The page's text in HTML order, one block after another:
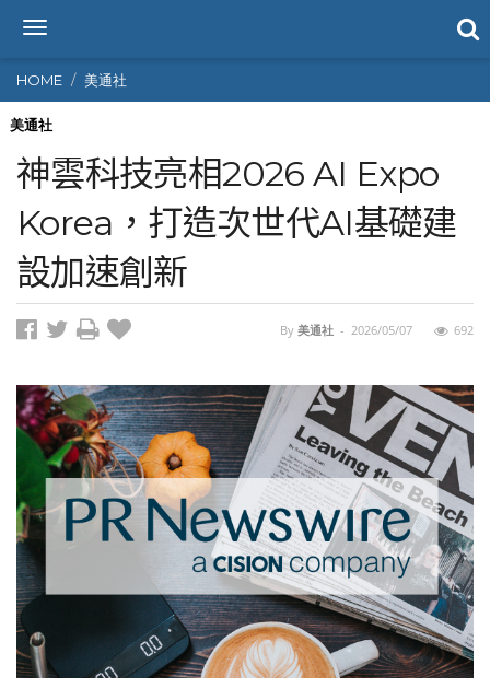
T
g
g
l
n
a
v
i
g
a
t
HOME 美通社
美通社
神雲科技亮相2026 AI Expo
Korea，打造次世代AI基礎建
設加速創新
By 美通社 - 2026/05/07 692